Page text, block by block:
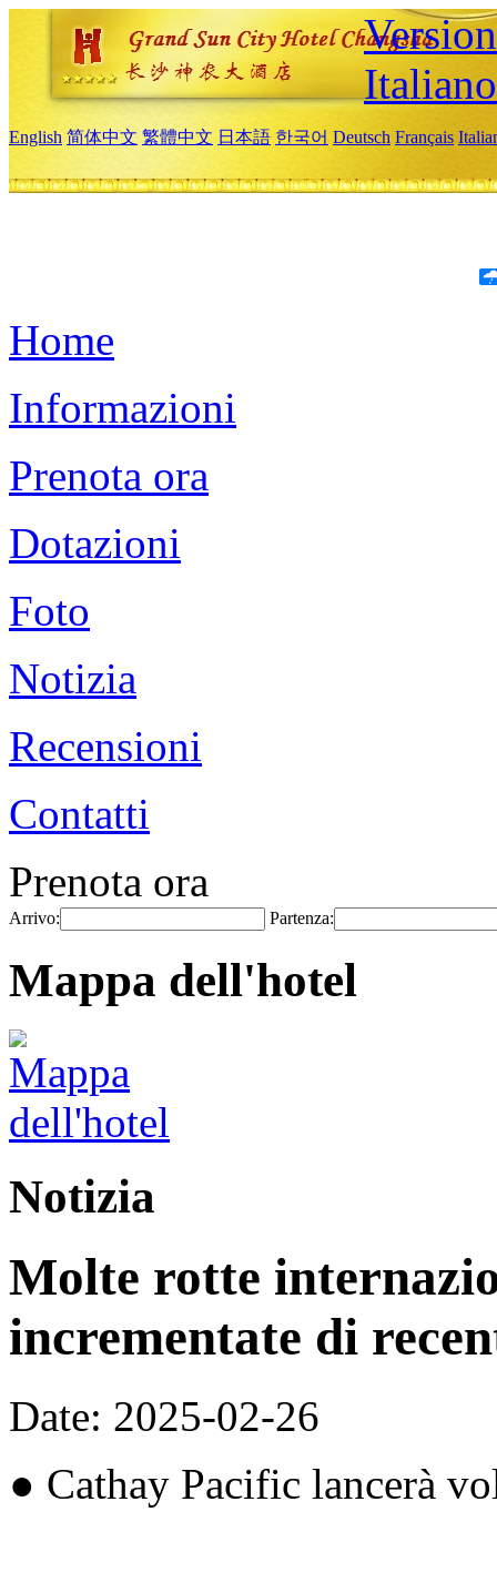
Italiano
English 简体中文 繁體中文 日本語 한국어 Deutsch Français
Home
Informazioni
Prenota ora
Dotazioni
Foto
Notizia
Recensioni
Contatti
Prenota ora
Arrivo: Partenza:
Mappa dell'hotel
Notizia
Molte rotte
incrementate di
Date: 2025-02-26
● Cathay Pacific lancerà